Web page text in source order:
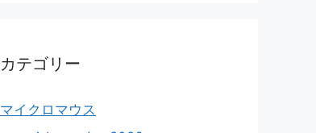
カテゴリー
マイクロマウス